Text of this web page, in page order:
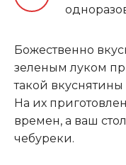
Божественно
зеленым луком
такой вкуснятины
На их
времен, а ваш
чебуреки.